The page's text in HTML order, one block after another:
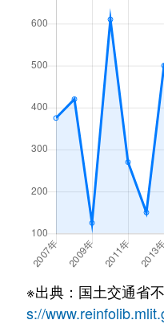
※出典：国土交通省
s://